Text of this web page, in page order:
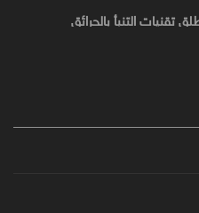
تقنيات التنبأ بالحرائق